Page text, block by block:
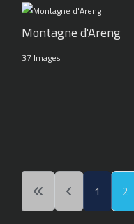
Montagne d'Areng
37 Images
1 2